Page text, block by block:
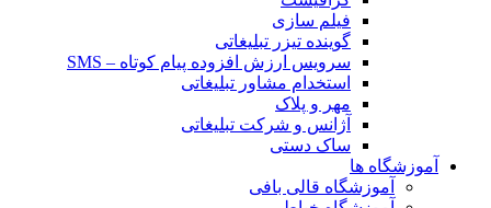
فیلم سازی
گوینده تیزر تبلیغاتی
سرویس ارزش افزوده پیام کوتاه – SMS
استخدام مشاور تبلیغاتی
مهر و پلاک
آژانس و شرکت تبلیغاتی
ساک دستی
آموزشگاه ها
آموزشگاه قالی بافی